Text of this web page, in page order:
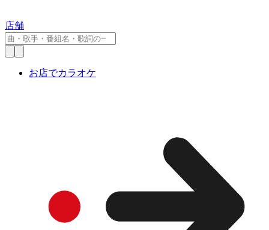
店舗
お店でカラオケ